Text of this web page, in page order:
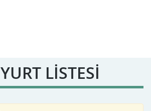
YURT LİSTESİ